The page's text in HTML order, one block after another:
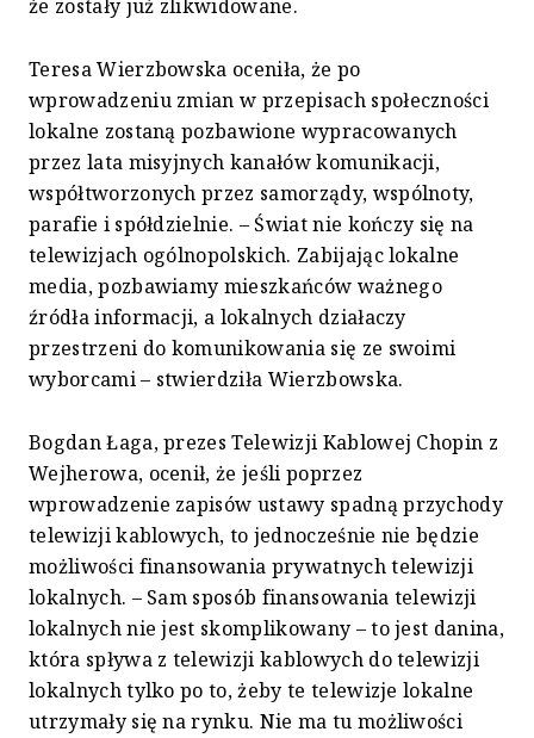
że zostały już zlikwidowane.
Teresa Wierzbowska oceniła, że po
wprowadzeniu zmian w przepisach społeczności
lokalne zostaną pozbawione wypracowanych
przez lata misyjnych kanałów komunikacji,
współtworzonych przez samorządy, wspólnoty,
parafie i spółdzielnie. – Świat nie kończy się na
telewizjach ogólnopolskich. Zabijając lokalne
media, pozbawiamy mieszkańców ważnego
źródła informacji, a lokalnych działaczy
przestrzeni do komunikowania się ze swoimi
wyborcami – stwierdziła Wierzbowska.
Bogdan Łaga, prezes Telewizji Kablowej Chopin z
Wejherowa, ocenił, że jeśli poprzez
wprowadzenie zapisów ustawy spadną przychody
telewizji kablowych, to jednocześnie nie będzie
możliwości finansowania prywatnych telewizji
lokalnych. – Sam sposób finansowania telewizji
lokalnych nie jest skomplikowany – to jest danina,
która spływa z telewizji kablowych do telewizji
lokalnych tylko po to, żeby te telewizje lokalne
utrzymały się na rynku. Nie ma tu możliwości